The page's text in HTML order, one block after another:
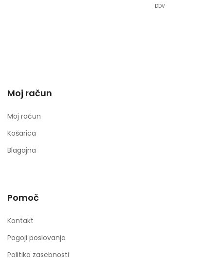
DDV
Moj račun
Moj račun
Košarica
Blagajna
Pomoč
Kontakt
Pogoji poslovanja
Politika zasebnosti